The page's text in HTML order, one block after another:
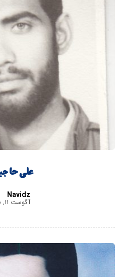
علی
Navidz
آگوست ۱۱, ۲۰۲۰